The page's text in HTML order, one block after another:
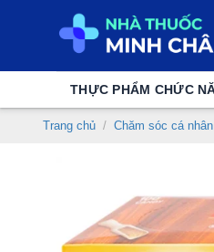
THỰC PHẨM CHỨC
Trang chủ / Chăm sóc cá nhân